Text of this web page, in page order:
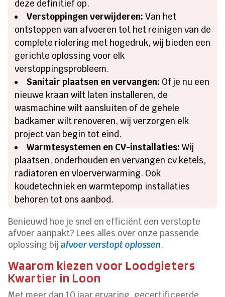
deze definitief op.
Verstoppingen verwijderen: Van het
ontstoppen van afvoeren tot het reinigen van de
complete riolering met hogedruk, wij bieden een
gerichte oplossing voor elk
verstoppingsprobleem.
Sanitair plaatsen en vervangen: Of je nu een
nieuwe kraan wilt laten installeren, de
wasmachine wilt aansluiten of de gehele
badkamer wilt renoveren, wij verzorgen elk
project van begin tot eind.
Warmtesystemen en CV-installaties: Wij
plaatsen, onderhouden en vervangen cv ketels,
radiatoren en vloerverwarming. Ook
koudetechniek en warmtepomp installaties
behoren tot ons aanbod.
Benieuwd hoe je snel en efficiënt een verstopte
afvoer aanpakt? Lees alles over onze passende
oplossing bijafvoer verstopt oplossen.
Waarom kiezen voor Loodgieters
Kwartier in Loon